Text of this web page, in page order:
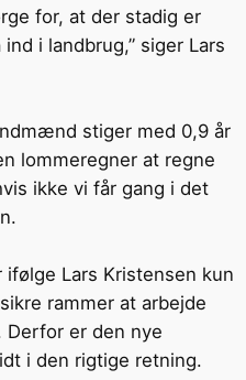
for, at der stadig er
i landbrug,” siger Lars
stiger med 0,9 år
lommeregner at regne
ikke vi får gang i det
Lars Kristensen kun
rammer at arbejde
Derfor er den nye
i den rigtige retning.